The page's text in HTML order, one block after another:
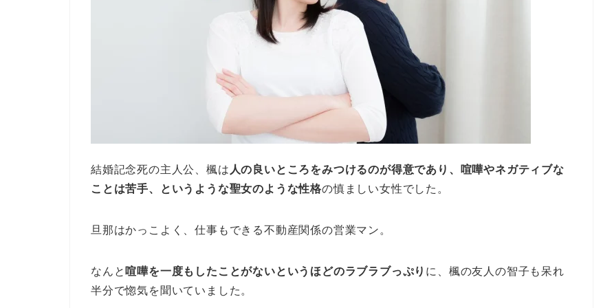
結婚記念死の主人公、楓は 人の良いところをみつけるのが得意であり、喧嘩やネガティブな
ことは苦手、というような聖女のような性格の慎ましい女性でした。
旦那はかっこよく、仕事もできる不動産関係の営業マン。
なんと 喧嘩を一度もしたことがないというほどのラブラブっぷり に、楓の友人の智子も呆れ
半分で惚気を聞いていました。